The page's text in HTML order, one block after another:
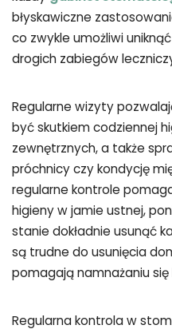
błyskawiczne
co zwykle umożliwi
drogich zabiegów
Regularne wizyty
być skutkiem codziennej
zewnętrznych, a także
próchnicy czy kondycję
regularne kontrole
higieny w jamie ustnej,
stanie dokładnie usunąć
są trudne do usunięcia
pomagają namnażaniu się
Regularna kontrola w